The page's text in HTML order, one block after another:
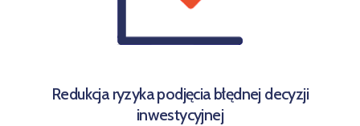
Redukcja ryzyka podjęcia błędnej decyzji
inwestycyjnej